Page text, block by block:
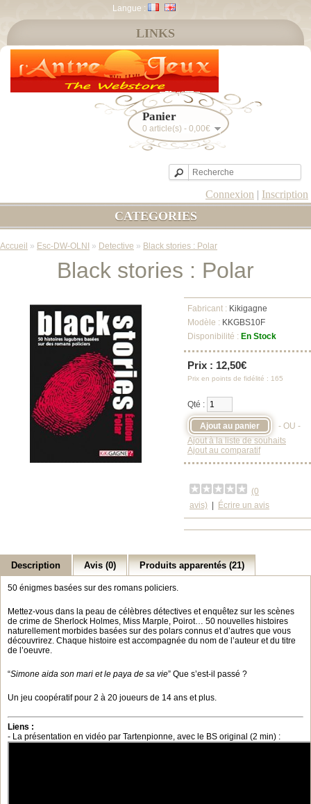
Langue :
Panier
0 article(s) - 0,00€
Connexion | Inscription
LINKS
CATEGORIES
Accueil » Esc-DW-OLNI » Detective » Black stories : Polar
Black stories : Polar
Fabricant : Kikigagne
Modèle : KKGBS10F
Disponibilité : En Stock
Prix : 12,50€
Prix en points de fidélité : 165
Qté :
- OU -
Ajout à la liste de souhaits
Ajout au comparatif
(0
avis)
Écrire un avis
Description Avis (0) Produits apparentés (21)
50 énigmes basées sur des romans policiers.
Mettez-vous dans la peau de célèbres détectives et enquêtez sur les scènes
de crime de Sherlock Holmes, Miss Marple, Poirot… 50 nouvelles histoires
naturellement morbides basées sur des polars connus et d’autres que vous
découvrirez. Chaque histoire est accompagnée du nom de l’auteur et du titre
de l’oeuvre.
“Simone aida son mari et le paya de sa vie” Que s’est-il passé ?
Un jeu coopératif pour 2 à 20 joueurs de 14 ans et plus.
Liens :
- La présentation en vidéo par Tartenpionne, avec le BS original (2 min) :